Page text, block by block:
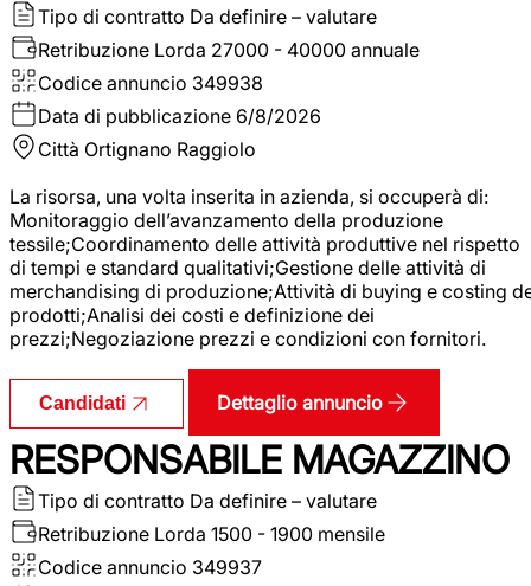
Tipo di contratto Da definire – valutare
Retribuzione Lorda 27000 - 40000 annuale
Codice annuncio 349938
Data di pubblicazione 6/8/2026
Città Ortignano Raggiolo
La risorsa, una volta inserita in azienda, si occuperà di:
Monitoraggio dell’avanzamento della produzione
tessile;Coordinamento delle attività produttive nel rispetto
di tempi e standard qualitativi;Gestione delle attività di
merchandising di produzione;Attività di buying e costing
prodotti;Analisi dei costi e definizione dei
prezzi;Negoziazione prezzi e condizioni con fornitori.
Candidati Dettaglio annuncio
RESPONSABILE MAGAZZINO
Tipo di contratto Da definire – valutare
Retribuzione Lorda 1500 - 1900 mensile
Codice annuncio 349937